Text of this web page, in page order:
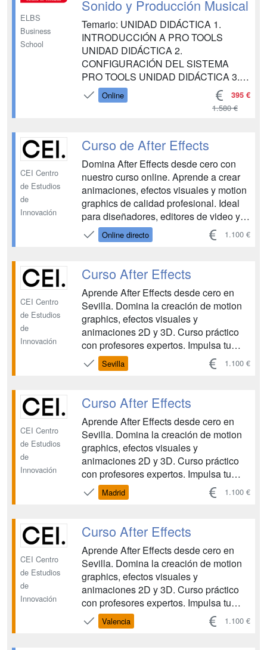
ELBS
Business
School
Sonido y Producción Musical
Temario: UNIDAD DIDÁCTICA 1.
INTRODUCCIÓN A PRO TOOLS
UNIDAD DIDÁCTICA 2.
CONFIGURACIÓN DEL SISTEMA
PRO TOOLS UNIDAD DIDÁCTICA 3.
VENTANAS Y SESIONES EN PRO
TOOLS UNIDAD DIDÁCTICA 4.
AUDIO UNIDAD DIDÁCTICA 6.
DIDÁCTICA 7. GRABACIÓN MIDI
UNIDAD DIDÁCTICA 8. EDICIÓN DE
AU...
Online 395 €
1.580 €
CEI Centro
de Estudios
de
Innovación
Curso de After Effects
Domina After Effects desde cero con
nuestro curso online. Aprende a crear
animaciones, efectos visuales y motion
graphics de calidad profesional. Ideal
para diseñadores, editores de video y
creativos que buscan expandir sus
habilidades....
Online directo 1.100 €
CEI Centro
de Estudios
de
Innovación
Curso After Effects
Aprende After Effects desde cero en
Sevilla. Domina la creación de motion
graphics, efectos visuales y
animaciones 2D y 3D. Curso práctico
con profesores expertos. Impulsa tu
carrera en el mundo audiovisual....
Sevilla 1.100 €
CEI Centro
de Estudios
de
Innovación
Curso After Effects
Aprende After Effects desde cero en
Sevilla. Domina la creación de motion
graphics, efectos visuales y
animaciones 2D y 3D. Curso práctico
con profesores expertos. Impulsa tu
carrera en el mundo audiovisual....
Madrid 1.100 €
CEI Centro
de Estudios
de
Innovación
Curso After Effects
Aprende After Effects desde cero en
Sevilla. Domina la creación de motion
graphics, efectos visuales y
animaciones 2D y 3D. Curso práctico
con profesores expertos. Impulsa tu
carrera en el mundo audiovisual....
Valencia 1.100 €